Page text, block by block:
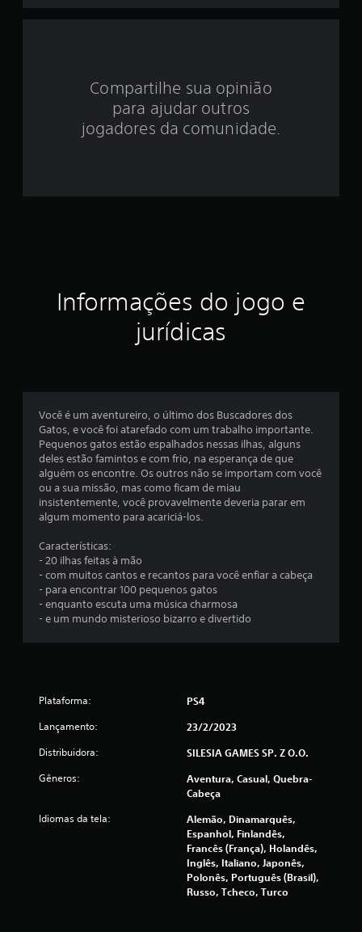
3
t
a
u
m
t
a
d
5
l
a
s
Compartilhe sua opinião
para ajudar outros
jogadores da comunidade.
Informações do jogo e
jurídicas
Você é um aventureiro, o último dos Buscadores dos
Gatos, e você foi atarefado com um trabalho importante.
Pequenos gatos estão espalhados nessas ilhas, alguns
deles estão famintos e com frio, na esperança de que
alguém os encontre. Os outros não se importam com você
ou a sua missão, mas como ficam de miau
insistentemente, você provavelmente deveria parar em
algum momento para acariciá-los.
Características:
- 20 ilhas feitas à mão
- com muitos cantos e recantos para você enfiar a cabeça
- para encontrar 100 pequenos gatos
- enquanto escuta uma música charmosa
- e um mundo misterioso bizarro e divertido
Plataforma: PS4
Lançamento: 23/2/2023
Distribuidora: SILESIA GAMES SP. Z O.O.
Gêneros:
Aventura, Casual, Quebra-
Cabeça
Idiomas da tela:
Alemão, Dinamarquês,
Espanhol, Finlandês,
Francês (França), Holandês,
Inglês, Italiano, Japonês,
Polonês, Português (Brasil),
Russo, Tcheco, Turco